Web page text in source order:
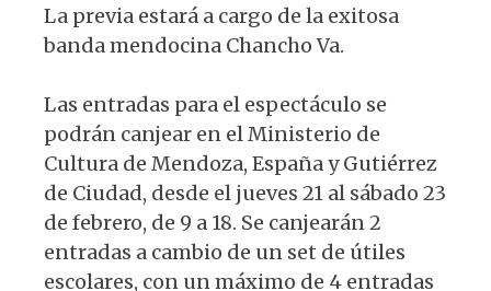
La previa estará a cargo de la exitosa
banda mendocina Chancho Va.
Las entradas para el espectáculo se
podrán canjear en el Ministerio de
Cultura de Mendoza, España y Gutiérrez
de Ciudad, desde el jueves 21 al sábado 23
de febrero, de 9 a 18. Se canjearán 2
entradas a cambio de un set de útiles
escolares, con un máximo de 4 entradas